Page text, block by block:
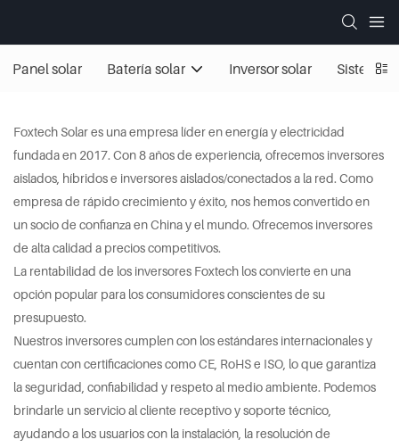
Panel solar Batería solar Inversor solar Sistemas
Foxtech Solar es una empresa líder en energía y electricidad
fundada en 2017. Con 8 años de experiencia, ofrecemos inversores
aislados, híbridos e inversores aislados/conectados a la red. Como
empresa de rápido crecimiento y éxito, nos hemos convertido en
un socio de confianza en China y el mundo. Ofrecemos inversores
de alta calidad a precios competitivos.
La rentabilidad de los inversores Foxtech los convierte en una
opción popular para los consumidores conscientes de su
presupuesto.
Nuestros inversores cumplen con los estándares internacionales y
cuentan con certificaciones como CE, RoHS e ISO, lo que garantiza
la seguridad, confiabilidad y respeto al medio ambiente. Podemos
brindarle un servicio al cliente receptivo y soporte técnico,
ayudando a los usuarios con la instalación, la resolución de